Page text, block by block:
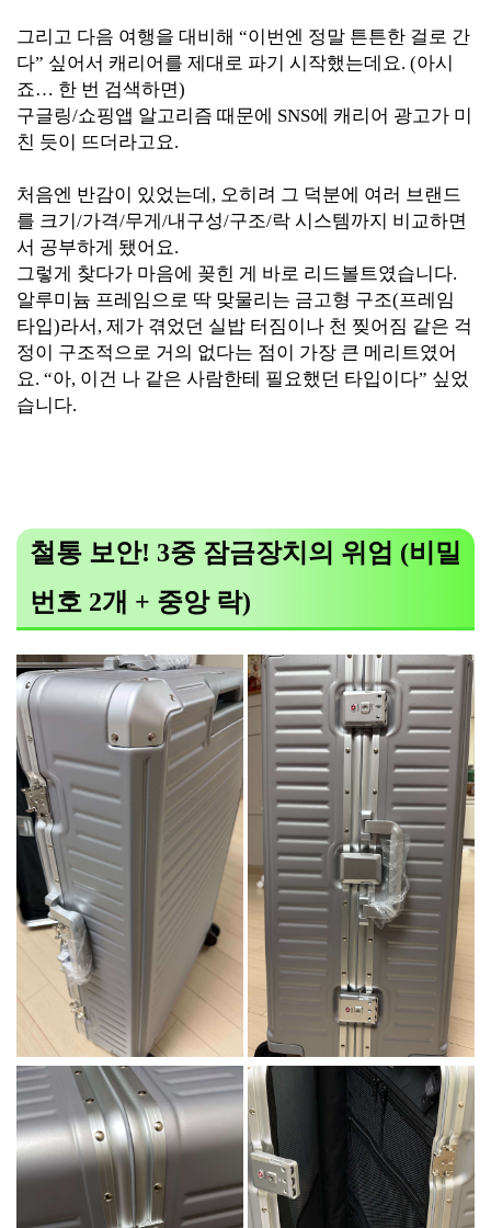
그리고 다음 여행을 대비해 “이번엔 정말 튼튼한 걸로 간
다” 싶어서 캐리어를 제대로 파기 시작했는데요. (아시
죠… 한 번 검색하면)
구글링/쇼핑앱 알고리즘 때문에 SNS에 캐리어 광고가 미
친 듯이 뜨더라고요.
처음엔 반감이 있었는데, 오히려 그 덕분에 여러 브랜드
를 크기/가격/무게/내구성/구조/락 시스템까지 비교하면
서 공부하게 됐어요.
그렇게 찾다가 마음에 꽂힌 게 바로 리드볼트였습니다.
알루미늄 프레임으로 딱 맞물리는 금고형 구조(프레임
타입)라서, 제가 겪었던 실밥 터짐이나 천 찢어짐 같은 걱
정이 구조적으로 거의 없다는 점이 가장 큰 메리트였어
요. “아, 이건 나 같은 사람한테 필요했던 타입이다” 싶었
습니다.
철통 보안! 3중 잠금장치의 위엄 (비밀
번호 2개 + 중앙 락)